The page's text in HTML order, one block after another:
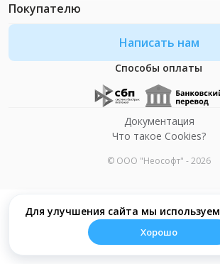
Для улучшения сайта мы используем
Хорошо
Написать нам
Способы оплаты
Покупателю
© ООО "Неософт" - 2026
Документация
Что такое Cookies?